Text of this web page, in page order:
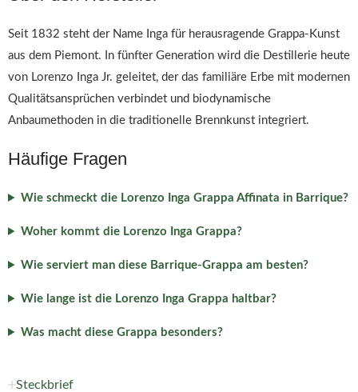
Seit 1832 steht der Name Inga für herausragende Grappa-Kunst
aus dem Piemont. In fünfter Generation wird die Destillerie heute
von Lorenzo Inga Jr. geleitet, der das familiäre Erbe mit modernen
Qualitätsansprüchen verbindet und biodynamische
Anbaumethoden in die traditionelle Brennkunst integriert.
Häufige Fragen
Wie schmeckt die Lorenzo Inga Grappa Affinata in Barrique?
Woher kommt die Lorenzo Inga Grappa?
Wie serviert man diese Barrique-Grappa am besten?
Wie lange ist die Lorenzo Inga Grappa haltbar?
Was macht diese Grappa besonders?
Steckbrief